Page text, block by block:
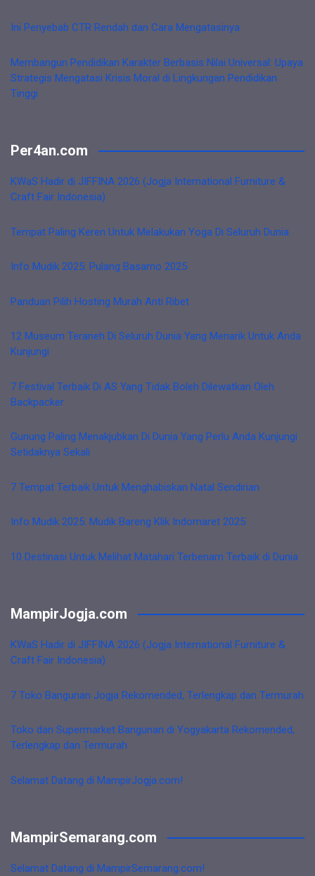
Ini Penyebab CTR Rendah dan Cara Mengatasinya
Membangun Pendidikan Karakter Berbasis Nilai Universal: Upaya
Strategis Mengatasi Krisis Moral di Lingkungan Pendidikan
Tinggi
Per4an.com
KWaS Hadir di JIFFINA 2026 (Jogja International Furniture &
Craft Fair Indonesia)
Tempat Paling Keren Untuk Melakukan Yoga Di Seluruh Dunia
Info Mudik 2025: Pulang Basamo 2025
Panduan Pilih Hosting Murah Anti Ribet
12 Museum Teraneh Di Seluruh Dunia Yang Menarik Untuk Anda
Kunjungi
7 Festival Terbaik Di AS Yang Tidak Boleh Dilewatkan Oleh
Backpacker
Gunung Paling Menakjubkan Di Dunia Yang Perlu Anda Kunjungi
Setidaknya Sekali
7 Tempat Terbaik Untuk Menghabiskan Natal Sendirian
Info Mudik 2025: Mudik Bareng Klik Indomaret 2025
10 Destinasi Untuk Melihat Matahari Terbenam Terbaik di Dunia
MampirJogja.com
KWaS Hadir di JIFFINA 2026 (Jogja International Furniture &
Craft Fair Indonesia)
7 Toko Bangunan Jogja Rekomended, Terlengkap dan Termurah
Toko dan Supermarket Bangunan di Yogyakarta Rekomended,
Terlengkap dan Termurah
Selamat Datang di MampirJogja.com!
MampirSemarang.com
Selamat Datang di MampirSemarang.com!